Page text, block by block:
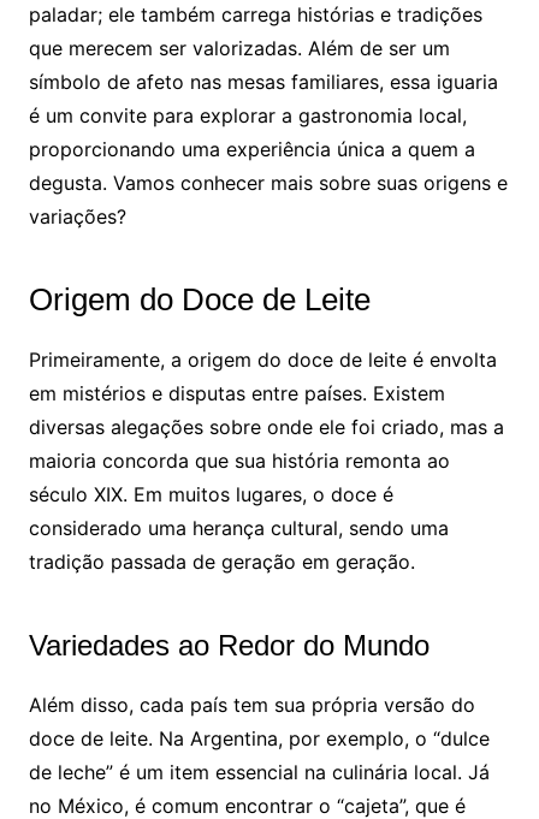
paladar; ele também carrega histórias e tradições
que merecem ser valorizadas. Além de ser um
símbolo de afeto nas mesas familiares, essa iguaria
é um convite para explorar a gastronomia local,
proporcionando uma experiência única a quem a
degusta. Vamos conhecer mais sobre suas origens e
variações?
Origem do Doce de Leite
Primeiramente, a origem do doce de leite é envolta
em mistérios e disputas entre países. Existem
diversas alegações sobre onde ele foi criado, mas a
maioria concorda que sua história remonta ao
século XIX. Em muitos lugares, o doce é
considerado uma herança cultural, sendo uma
tradição passada de geração em geração.
Variedades ao Redor do Mundo
Além disso, cada país tem sua própria versão do
doce de leite. Na Argentina, por exemplo, o “dulce
de leche” é um item essencial na culinária local. Já
no México, é comum encontrar o “cajeta”, que é